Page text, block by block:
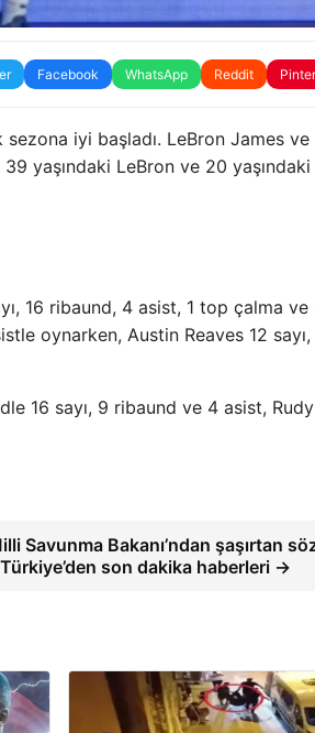
Facebook WhatsApp Reddit
sezona iyi başladı. LeBron James
yaşındaki LeBron ve 20 yaşındaki
16 ribaund, 4 asist, 1 top çalma ve
oynarken, Austin Reaves 12 sayı,
16 sayı, 9 ribaund ve 4 asist, Rudy
Savunma Bakanı’ndan şaşırtan
son dakika haberleri →